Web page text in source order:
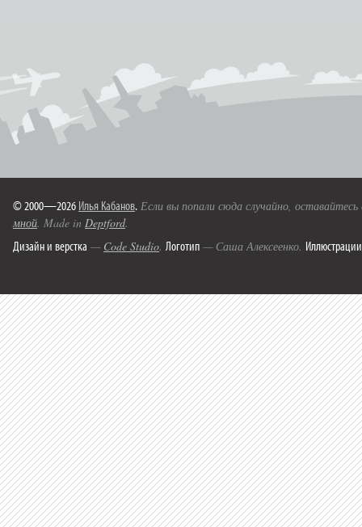
© 2000—2026 Илья Кабанов. Если вы попали сюда случайно,
мной. Made in Deptford.
Дизайн и верстка — Code Studio. Логотип — Саша Алексеенко. Иллюстрации